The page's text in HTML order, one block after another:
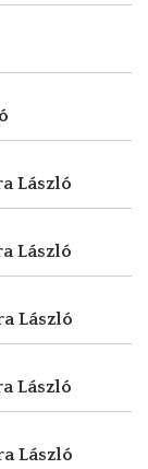
László
László
László
László
László